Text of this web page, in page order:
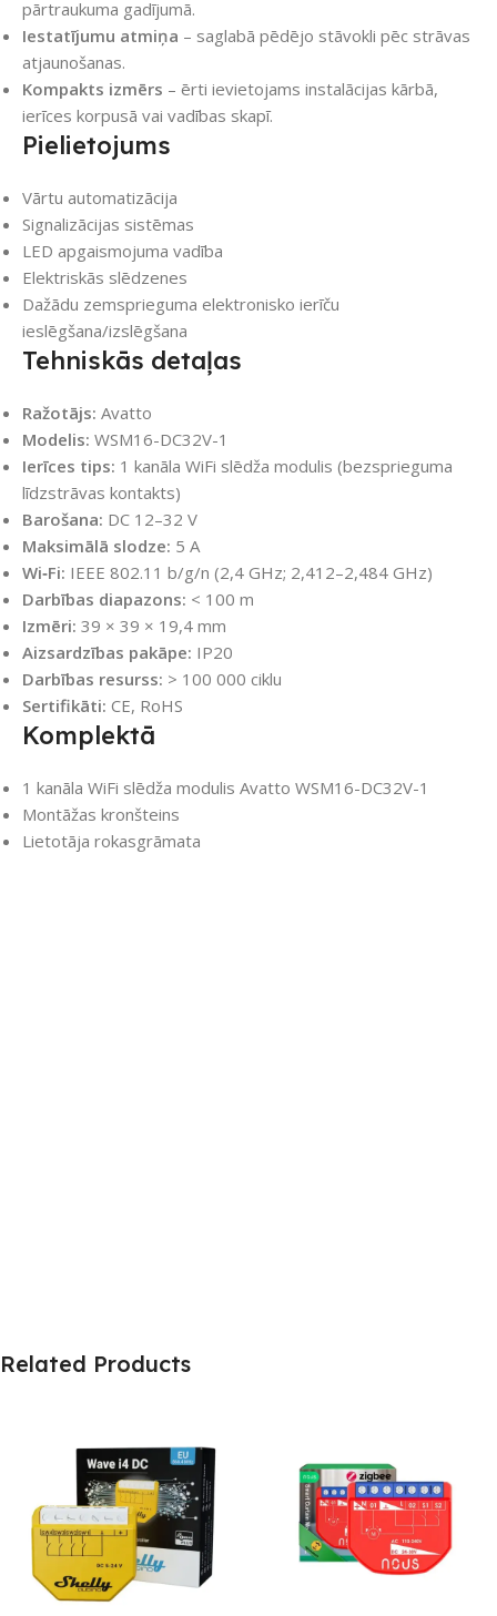
pārtraukuma gadījumā.
Iestatījumu atmiņa – saglabā pēdējo stāvokli pēc strāvas
atjaunošanas.
Kompakts izmērs – ērti ievietojams instalācijas kārbā,
ierīces korpusā vai vadības skapī.
Pielietojums
Vārtu automatizācija
Signalizācijas sistēmas
LED apgaismojuma vadība
Elektriskās slēdzenes
Dažādu zemsprieguma elektronisko ierīču
ieslēgšana/izslēgšana
Tehniskās detaļas
Ražotājs: Avatto
Modelis: WSM16-DC32V-1
Ierīces tips: 1 kanāla WiFi slēdža modulis (bezsprieguma
līdzstrāvas kontakts)
Barošana: DC 12–32 V
Maksimālā slodze: 5 A
Wi‑Fi: IEEE 802.11 b/g/n (2,4 GHz; 2,412–2,484 GHz)
Darbības diapazons: < 100 m
Izmēri: 39 × 39 × 19,4 mm
Aizsardzības pakāpe: IP20
Darbības resurss: > 100 000 ciklu
Sertifikāti: CE, RoHS
Komplektā
1 kanāla WiFi slēdža modulis Avatto WSM16-DC32V-1
Montāžas kronšteins
Lietotāja rokasgrāmata
Related Products